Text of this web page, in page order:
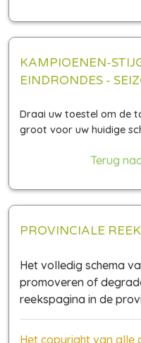
KAMPIOENEN-
EINDRONDES -
Terug
PROVINCIALE
Het volledig schema
promoveren of
reekspagina in de
Het copyright van alle